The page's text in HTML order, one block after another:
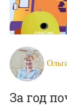
За год